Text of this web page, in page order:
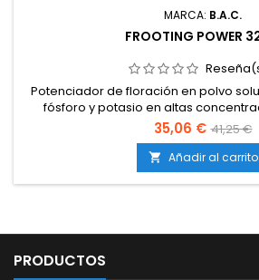
MARCA: B.A.C.
FROOTING POWER
Potenciador de floración en polvo
fósforo y potasio en altas
engorde y la densidad de los
producción de resina, aromas y
fase final de floración.
35,06 € 41,25 €
 Añadir al carrito
PRODUCTOS